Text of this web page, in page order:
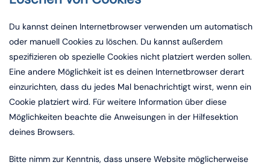
Du kannst deinen Internetbrowser verwenden um automatisch
oder manuell Cookies zu löschen. Du kannst außerdem
spezifizieren ob spezielle Cookies nicht platziert werden sollen.
Eine andere Möglichkeit ist es deinen Internetbrowser derart
einzurichten, dass du jedes Mal benachrichtigt wirst, wenn ein
Cookie platziert wird. Für weitere Information über diese
Möglichkeiten beachte die Anweisungen in der Hilfesektion
deines Browsers.
Bitte nimm zur Kenntnis, dass unsere Website möglicherweise